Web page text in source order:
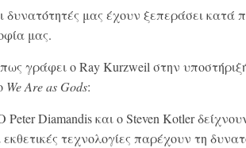
δυνατότητές μας έχουν ξεπεράσει κατά
μας.
γράφει ο Ray Kurzweil στην
We Are as Gods:
Peter Diamandis και ο Steven Kotler
εκθετικές τεχνολογίες παρέχουν τη